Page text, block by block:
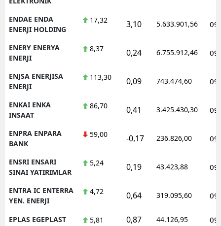
ENDAE ENDA
ENERJI HOLDING
17,32 3,10 5.633.901,56
ENERY ENERYA
ENERJI
8,37 0,24 6.755.912,46
ENJSA ENERJISA
ENERJI
113,30 0,09 743.474,60
ENKAI ENKA
INSAAT
86,70 0,41 3.425.430,30
ENPRA ENPARA
BANK
59,00 -0,17 236.826,00
ENSRI ENSARI
SINAI YATIRIMLAR
5,24 0,19 43.423,88
ENTRA IC ENTERRA
YEN. ENERJI
4,72 0,64 319.095,60
EPLAS EGEPLAST 5,81 0,87 44.126,95